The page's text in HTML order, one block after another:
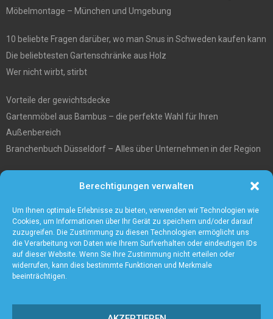
Berechtigungen verwalten
Um Ihnen optimale Erlebnisse zu bieten, verwenden wir Technologien wie
Cookies, um Informationen über Ihr Gerät zu speichern und/oder darauf
zuzugreifen. Die Zustimmung zu diesen Technologien ermöglicht uns
die Verarbeitung von Daten wie Ihrem Surfverhalten oder eindeutigen IDs
auf dieser Website. Wenn Sie Ihre Zustimmung nicht erteilen oder
widerrufen, kann dies bestimmte Funktionen und Merkmale
beeinträchtigen.
Möbelmontage – München und Umgebung
10 beliebte Fragen darüber, wo man Snus in Schweden kaufen kann
Die beliebtesten Gartenschränke aus Holz
Wer nicht wirbt, stirbt
Vorteile der gewichtsdecke
Gartenmöbel aus Bambus – die perfekte Wahl für Ihren
Außenbereich
Branchenbuch Düsseldorf – Alles über Unternehmen in der Region
Die beste Akku-Kettensäge im Test
5 Gründe warum Sie sich für eine Zaunanlage entscheiden sollten